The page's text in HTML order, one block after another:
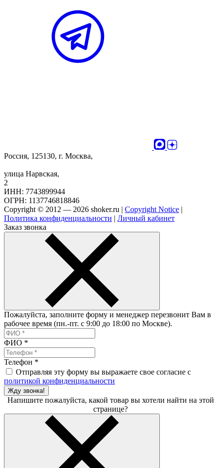
Россия, 125130, г. Москва,
улица Нарвская,
2
ИНН: 7743899944
ОГРН: 1137746818846
Copyright © 2012 — 2026 shoker.ru | Copyright Notice |
Политика конфиденциальности | Личный кабинет
Заказ звонка
Пожалуйста, заполните форму и менеджер перезвонит Вам в
рабочее время (пн.-пт. с 9:00 до 18:00 по Москве).
ФИО *
Телефон *
Отправляя эту форму вы выражаете свое согласие с
политикой конфиденциальности
Жду звонка!
Напишите пожалуйста, какой товар вы хотели найти на этой
странице?